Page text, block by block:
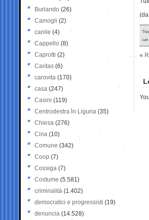
can
«
Burlando (26)
Camogli (2)
canile (4)
Cappello (8)
Caprotti (2)
Caritas (6)
carovita (170)
casa (247)
Casini (119)
Centrodestra in Liguria (35)
Chiesa (276)
Cina (10)
Comune (342)
Coop (7)
Cossiga (7)
Costume (5.581)
criminalità (1.402)
democratici e progressisti (19)
denuncia (14.528)